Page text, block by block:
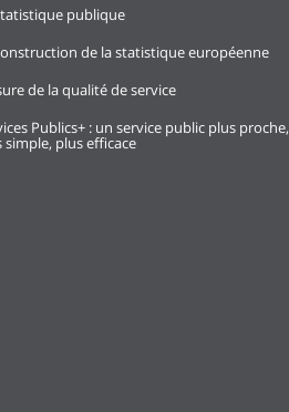
publique
de la statistique européenne
de la qualité de service
Publics+ : un service public plus proche,
simple, plus efficace